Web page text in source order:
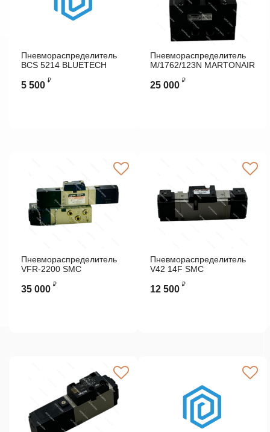
Пневмораспределитель
BCS 5214 BLUETECH
5 500 ₽
Пневмораспределитель
M/1762/123N MARTONAIR
25 000 ₽
Пневмораспределитель
VFR-2200 SMC
35 000 ₽
Пневмораспределитель
V42 14F SMC
12 500 ₽